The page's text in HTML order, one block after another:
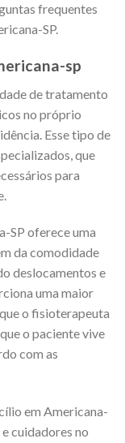
frequentes
SP.
sp
de tratamento
no próprio
Esse tipo de
que
para
SP oferece uma
da comodidade
deslocamentos e
uma maior
o fisioterapeuta
o paciente vive
com as
em Americana-
cuidadores no